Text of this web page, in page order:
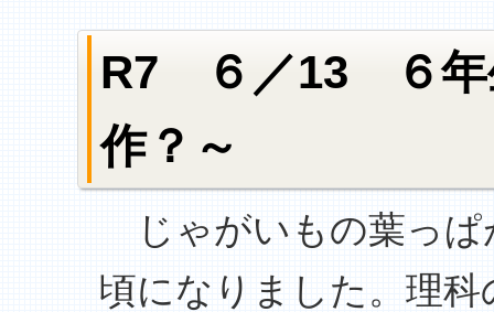
R7 ６／13 ６年
作？～
じゃがいもの葉っぱ
頃になりました。理